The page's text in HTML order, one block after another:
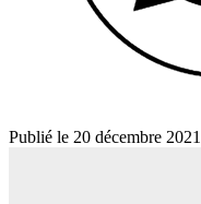
Publié le 20 décembre 2021